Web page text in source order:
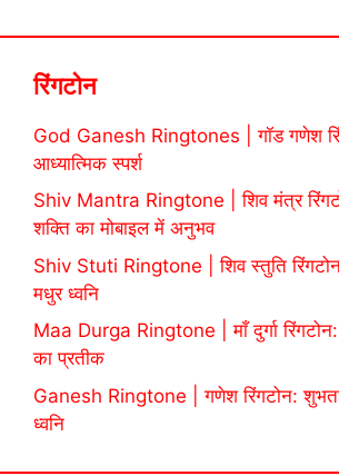
रिंगटोन
God Ganesh Ringtones | गॉड गणेश
आध्यात्मिक स्पर्श
Shiv Mantra Ringtone | शिव मंत्र
शक्ति का मोबाइल में अनुभव
Shiv Stuti Ringtone | शिव स्तुति
मधुर ध्वनि
Maa Durga Ringtone | माँ दुर्गा
का प्रतीक
Ganesh Ringtone | गणेश रिंगटोन:
ध्वनि